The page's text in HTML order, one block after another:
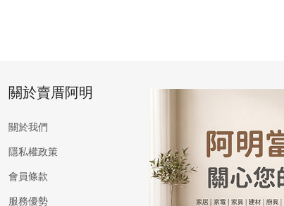
關於賣厝阿明
關於我們
隱私權政策
會員條款
服務優勢